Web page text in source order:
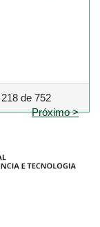
de 752
Próximo >